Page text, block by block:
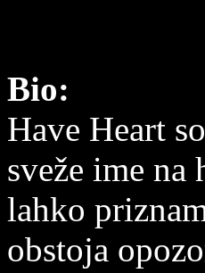
Bio:
Have Heart
sveže ime na
lahko
obstoja